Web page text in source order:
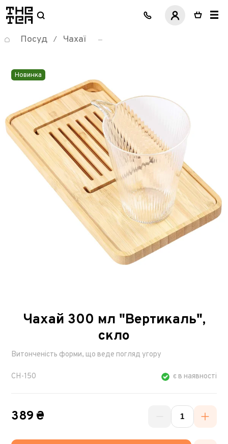
логотип
Посуд / Чахаї
Новинка
Чахай 300 мл "Вертикаль",
скло
Витонченість форми, що веде погляд угору
CH-150 є в наявності
389 ₴